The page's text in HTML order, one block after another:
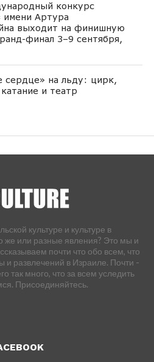
конкурс
имени Артура
выходит на финишную
финал 3–9 сентября,
сердце» на льду: цирк,
и театр
культуре и культуре в
же или разные явления? Это мы и
почти что обо всем, что
и развлечений в Израиле. Почти -
так много, что за всем уследить
Присоединяйтесь.